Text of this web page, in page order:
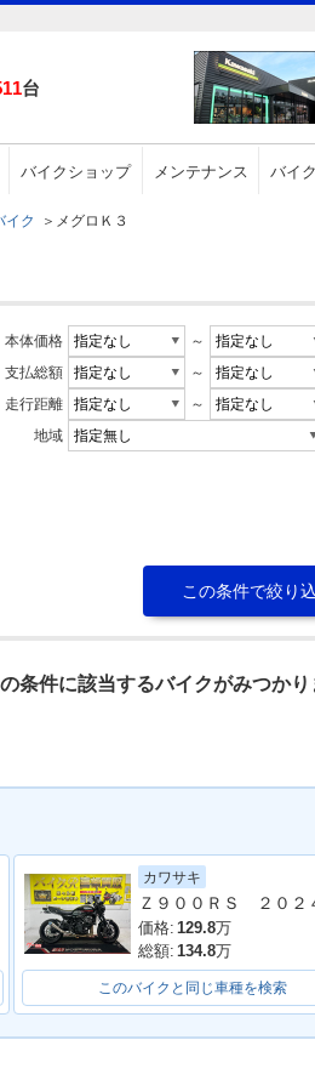
台
バイクショップ メンテナンス バイ
イク ＞ メグロＫ３
本体価格
～
支払総額
～
走行距離
～
地域
条件に該当するバイクがみつかり
カワサキ
価格: 129.8万
総額: 134.8万
このバイクと同じ車種を検索